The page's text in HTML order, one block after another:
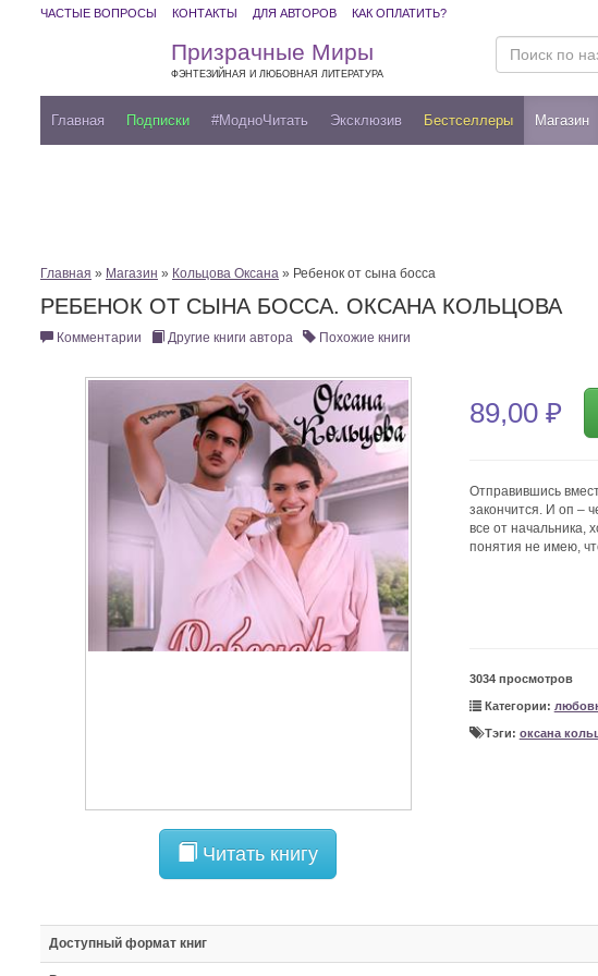
ЧАСТЫЕ ВОПРОСЫ КОНТАКТЫ ДЛЯ АВТОРОВ КАК ОПЛАТИТЬ?
Призрачные Миры
ФЭНТЕЗИЙНАЯ И ЛЮБОВНАЯ ЛИТЕРАТУРА
Главная Подписки #МодноЧитать Эксклюзив Бестселлеры Магазин
Главная » Магазин » Кольцова Оксана » Ребенок от сына босса
РЕБЕНОК ОТ СЫНА БОССА. ОКСАНА КОЛЬЦОВА
Комментарии Другие книги автора Похожие книги
Читать книгу
89,00 ₽
Отправившись
закончится. И оп –
все от начальника,
понятия не имею,
3034 просмотров
Категории:
Тэги: оксана
Доступный формат книг